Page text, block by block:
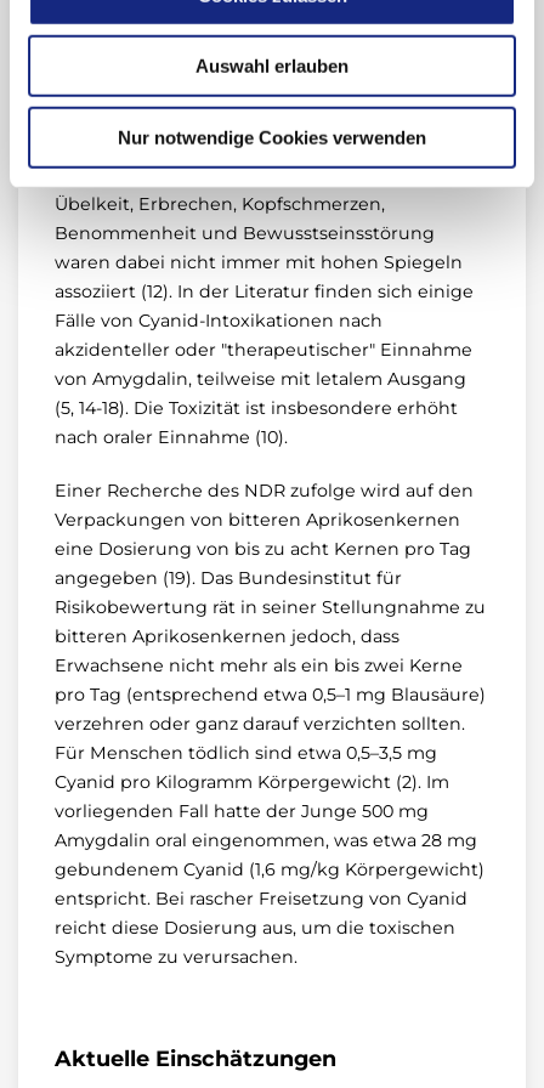
Auswahl erlauben
Nur notwendige Cookies verwenden
Studie an nur sechs Patienten in einem
definierten Setting jedoch nicht abgeleitet
an 178 Patienten (12) wurden interindividuell
stark unterschiedliche Blutspiegel von Cyanid
gemessen. Beobachtete toxische Symptome wie
Übelkeit, Erbrechen, Kopfschmerzen,
Benommenheit und Bewusstseinsstörung
waren dabei nicht immer mit hohen Spiegeln
assoziiert (12). In der Literatur finden sich einige
Fälle von Cyanid-Intoxikationen nach
akzidenteller oder "therapeutischer" Einnahme
von Amygdalin, teilweise mit letalem Ausgang
(5, 14-18). Die Toxizität ist insbesondere erhöht
nach oraler Einnahme (10).
Einer Recherche des NDR zufolge wird auf den
Verpackungen von bitteren Aprikosenkernen
eine Dosierung von bis zu acht Kernen pro Tag
angegeben (19). Das Bundesinstitut für
Risikobewertung rät in seiner Stellungnahme zu
bitteren Aprikosenkernen jedoch, dass
Erwachsene nicht mehr als ein bis zwei Kerne
pro Tag (entsprechend etwa 0,5–1 mg Blausäure)
verzehren oder ganz darauf verzichten sollten.
Für Menschen tödlich sind etwa 0,5–3,5 mg
Cyanid pro Kilogramm Körpergewicht (2). Im
vorliegenden Fall hatte der Junge 500 mg
Amygdalin oral eingenommen, was etwa 28 mg
gebundenem Cyanid (1,6 mg/kg Körpergewicht)
entspricht. Bei rascher Freisetzung von Cyanid
reicht diese Dosierung aus, um die toxischen
Symptome zu verursachen.
Aktuelle Einschätzungen